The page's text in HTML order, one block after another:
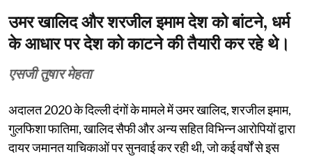
उमर खालिद और शरजील इमाम देश को बांटने, धर्म
के आधार पर देश को काटने की तैयारी कर रहे थे।
एसजी तुषार मेहता
अदालत 2020 के दिल्ली दंगों के मामले में उमर खालिद, शरजील इमाम,
गुलफिशा फातिमा, खालिद सैफी और अन्य सहित विभिन्न आरोपियों द्वारा
दायर जमानत याचिकाओं पर सुनवाई कर रही थी, जो कई वर्षों से इस